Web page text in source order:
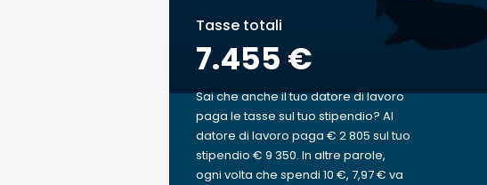
Tasse totali
7.455 €
Sai che anche il tuo datore di lavoro
paga le tasse sul tuo stipendio? Al
datore di lavoro paga € 2 805 sul tuo
stipendio € 9 350. In altre parole,
ogni volta che spendi 10 €, 7,97 € va